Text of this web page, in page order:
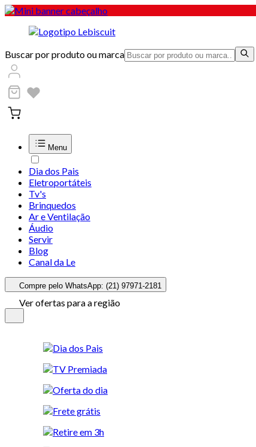
Buscar por produto ou marca
Menu
Dia dos Pais
Eletroportáteis
Tv's
Brinquedos
Ar e Ventilação
Áudio
Servir
Blog
Canal da Le
Compre pelo WhatsApp: (21) 97971-2181
Ver ofertas para a região